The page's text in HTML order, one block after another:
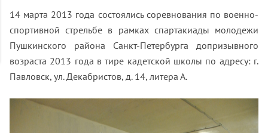
14 марта 2013 года состоялись соревнования по военно-
спортивной стрельбе в рамках спартакиады молодежи
Пушкинского района Санкт-Петербурга допризывного
возраста 2013 года в тире кадетской школы по адресу: г.
Павловск, ул. Декабристов, д. 14, литера А.